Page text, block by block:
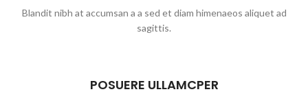
Blandit nibh at accumsan a a sed et diam himenaeos aliquet ad
sagittis.
POSUERE ULLAMCPER